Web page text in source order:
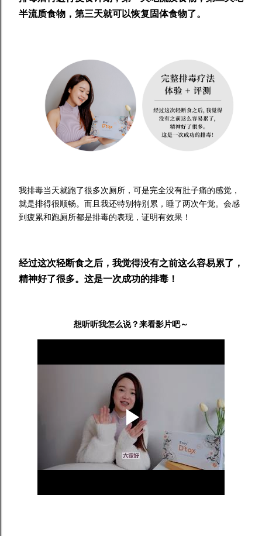
半流质食物，第三天就可以恢复固体食物了。
我排毒当天就跑了很多次厕所，可是完全没有肚子痛的感觉，
就是排得很顺畅。而且我还特别特别累，睡了两次午觉。会感
到疲累和跑厕所都是排毒的表现，证明有效果！
经过这次轻断食之后，我觉得没有之前这么容易累了，
精神好了很多。这是一次成功的排毒！
想听听我怎么说？来看影片吧～